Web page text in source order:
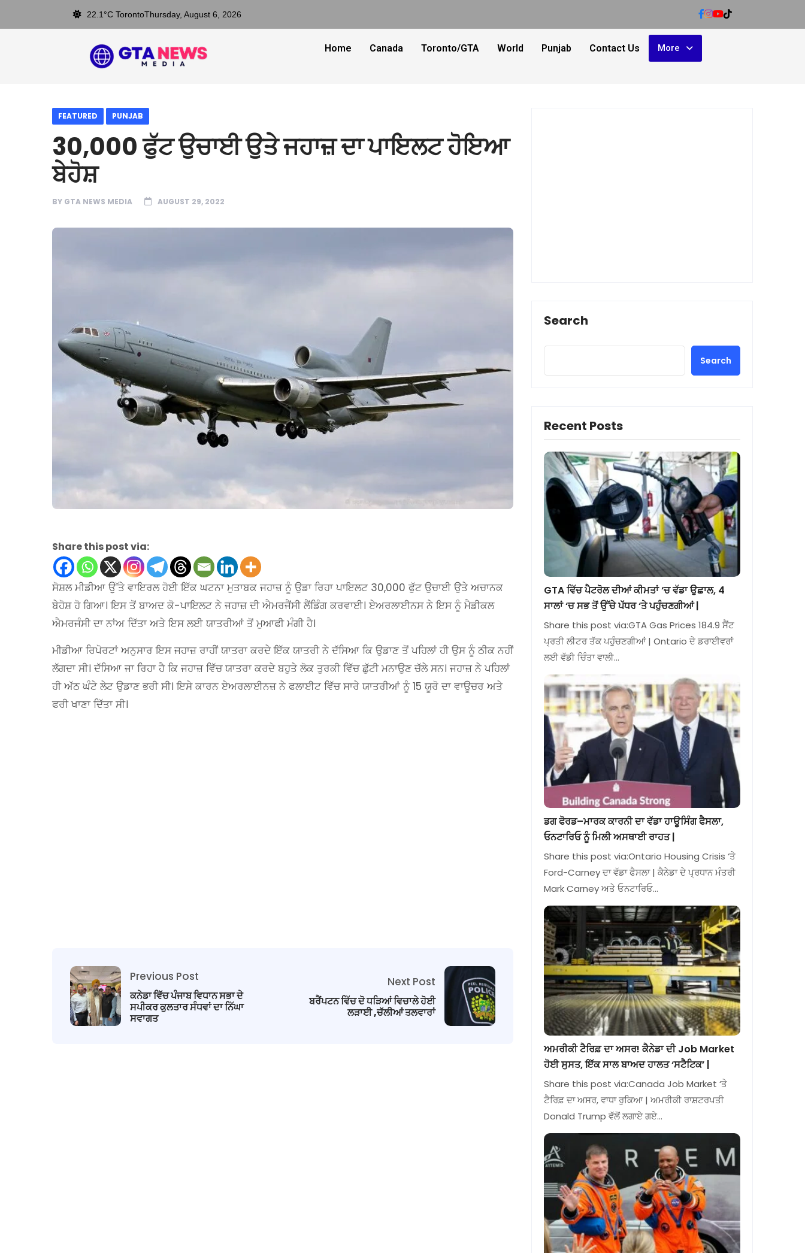
22.1°C TorontoThursday, August 6, 2026
Home Canada Toronto/GTA World Punjab Contact Us More
FEATURED PUNJAB
30,000 ਫੁੱਟ ਉਚਾਈ ਉਤੇ ਜਹਾਜ਼ ਦਾ ਪਾਇਲਟ ਹੋਇਆ
ਬੇਹੋਸ਼
BY GTA NEWS MEDIA AUGUST 29, 2022
Share this post via:
ਸੋਸ਼ਲ ਮੀਡੀਆ ਉੱਤੇ ਵਾਇਰਲ ਹੋਈ ਇੱਕ ਘਟਨਾ ਮੁਤਾਬਕ ਜਹਾਜ਼ ਨੂੰ ਉਡਾ ਰਿਹਾ ਪਾਇਲਟ 30,000 ਫੁੱਟ ਉਚਾਈ ਉਤੇ ਅਚਾਨਕ
ਬੇਹੋਸ਼ ਹੋ ਗਿਆ। ਇਸ ਤੋਂ ਬਾਅਦ ਕੋ-ਪਾਇਲਟ ਨੇ ਜਹਾਜ਼ ਦੀ ਐਮਰਜੈਂਸੀ ਲੈਂਡਿੰਗ ਕਰਵਾਈ। ਏਅਰਲਾਈਨਸ ਨੇ ਇਸ ਨੂੰ ਮੈਡੀਕਲ
ਐਮਰਜੰਸੀ ਦਾ ਨਾਂਅ ਦਿੱਤਾ ਅਤੇ ਇਸ ਲਈ ਯਾਤਰੀਆਂ ਤੋਂ ਮੁਆਫੀ ਮੰਗੀ ਹੈ।
ਮੀਡੀਆ ਰਿਪੋਰਟਾਂ ਅਨੁਸਾਰ ਇਸ ਜਹਾਜ਼ ਰਾਹੀਂ ਯਾਤਰਾ ਕਰਦੇ ਇੱਕ ਯਾਤਰੀ ਨੇ ਦੱਸਿਆ ਕਿ ਉਡਾਣ ਤੋਂ ਪਹਿਲਾਂ ਹੀ ਉਸ ਨੂੰ ਠੀਕ ਨਹੀਂ
ਲੱਗਦਾ ਸੀ। ਦੱਸਿਆ ਜਾ ਰਿਹਾ ਹੈ ਕਿ ਜਹਾਜ਼ ਵਿੱਚ ਯਾਤਰਾ ਕਰਦੇ ਬਹੁਤੇ ਲੋਕ ਤੁਰਕੀ ਵਿੱਚ ਛੁੱਟੀ ਮਨਾਉਣ ਚੱਲੇ ਸਨ। ਜਹਾਜ਼ ਨੇ ਪਹਿਲਾਂ
ਹੀ ਅੱਠ ਘੰਟੇ ਲੇਟ ਉਡਾਣ ਭਰੀ ਸੀ। ਇਸੇ ਕਾਰਨ ਏਅਰਲਾਈਨਜ਼ ਨੇ ਫਲਾਈਟ ਵਿੱਚ ਸਾਰੇ ਯਾਤਰੀਆਂ ਨੂੰ 15 ਯੂਰੋ ਦਾ ਵਾਊਚਰ ਅਤੇ
ਫਰੀ ਖਾਣਾ ਦਿੱਤਾ ਸੀ।
Previous Post
ਕਨੇਡਾ ਵਿੱਚ ਪੰਜਾਬ ਵਿਧਾਨ ਸਭਾ ਦੇ
ਸਪੀਕਰ ਕੁਲਤਾਰ ਸੰਧਵਾਂ ਦਾ ਨਿੱਘਾ
ਸਵਾਗਤ
Next Post
ਬਰੈਂਪਟਨ ਵਿੱਚ ਦੋ ਧੜਿਆਂ ਵਿਚਾਲੇ ਹੋਈ
ਲੜਾਈ ,ਚੱਲੀਆਂ ਤਲਵਾਰਾਂ
Search
Search
Recent Posts
GTA ਵਿੱਚ ਪੈਟਰੋਲ ਦੀਆਂ ਕੀਮਤਾਂ ‘ਚ ਵੱਡਾ ਉਛਾਲ, 4
ਸਾਲਾਂ ‘ਚ ਸਭ ਤੋਂ ਉੱਚੇ ਪੱਧਰ ‘ਤੇ ਪਹੁੰਚਣਗੀਆਂ |
Share this post via:GTA Gas Prices 184.9 ਸੈਂਟ
ਪ੍ਰਤੀ ਲੀਟਰ ਤੱਕ ਪਹੁੰਚਣਗੀਆਂ | Ontario ਦੇ ਡਰਾਈਵਰਾਂ
ਲਈ ਵੱਡੀ ਚਿੰਤਾ ਵਾਲੀ…
ਡਗ ਫੋਰਡ–ਮਾਰਕ ਕਾਰਨੀ ਦਾ ਵੱਡਾ ਹਾਊਸਿੰਗ ਫੈਸਲਾ,
ਓਨਟਾਰਿਓ ਨੂੰ ਮਿਲੀ ਅਸਥਾਈ ਰਾਹਤ |
Share this post via:Ontario Housing Crisis ‘ਤੇ
Ford-Carney ਦਾ ਵੱਡਾ ਫੈਸਲਾ | ਕੈਨੇਡਾ ਦੇ ਪ੍ਰਧਾਨ ਮੰਤਰੀ
Mark Carney ਅਤੇ ਓਨਟਾਰਿਓ…
ਅਮਰੀਕੀ ਟੈਰਿਫ਼ ਦਾ ਅਸਰ! ਕੈਨੇਡਾ ਦੀ Job Market
ਹੋਈ ਸੁਸਤ, ਇੱਕ ਸਾਲ ਬਾਅਦ ਹਾਲਤ ‘ਸਟੈਟਿਕ’ |
Share this post via:Canada Job Market ‘ਤੇ
ਟੈਰਿਫ਼ ਦਾ ਅਸਰ, ਵਾਧਾ ਰੁਕਿਆ | ਅਮਰੀਕੀ ਰਾਸ਼ਟਰਪਤੀ
Donald Trump ਵੱਲੋਂ ਲਗਾਏ ਗਏ…